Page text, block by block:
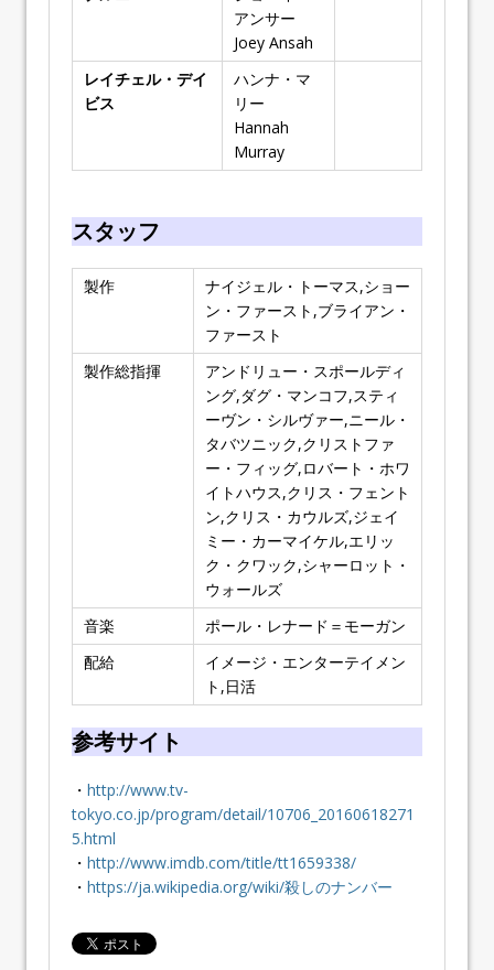
アンサー
Joey Ansah
レイチェル・デイ
ビス
ハンナ・マ
リー
Hannah
Murray
スタッフ
製作
ナイジェル・トーマス,ショー
ン・ファースト,ブライアン・
ファースト
製作総指揮
アンドリュー・スポールディ
ング,ダグ・マンコフ,スティ
ーヴン・シルヴァー,ニール・
タバツニック,クリストファ
ー・フィッグ,ロバート・ホワ
イトハウス,クリス・フェント
ン,クリス・カウルズ,ジェイ
ミー・カーマイケル,エリッ
ク・クワック,シャーロット・
ウォールズ
音楽
ポール・レナード＝モーガン
配給
イメージ・エンターテイメン
ト,日活
参考サイト
・ http://www.tv-
tokyo.co.jp/program/detail/10706_20160618271
5.html
・ http://www.imdb.com/title/tt1659338/
・ https://ja.wikipedia.org/wiki/殺しのナンバー